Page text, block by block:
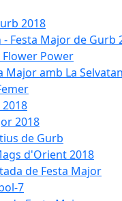
2018
- Festa Major de Gurb
Power
Major amb La
2018
de Gurb
d'Orient 2018
de Festa Major
7